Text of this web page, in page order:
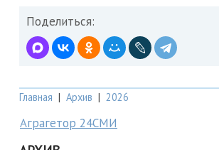
Поделиться:
Главная | Архив | 2026
Аграгетор 24СМИ